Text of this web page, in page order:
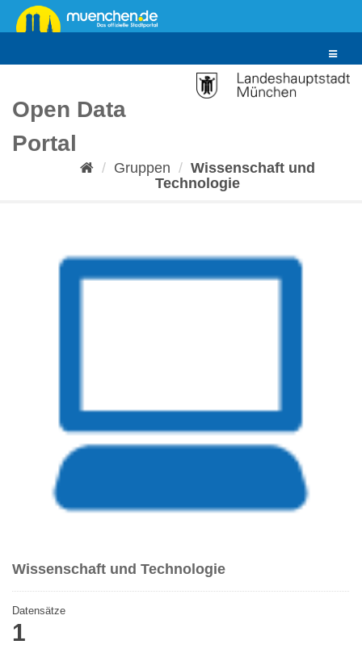
Überspringen
zum
Toggle
Open Data
Portal
Gruppen
Wissenschaft und
Technologie
Wissenschaft und Technologie
Datensätze
1